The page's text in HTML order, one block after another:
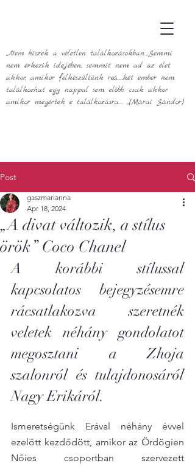
„Nem hiszek a véletlen találkozásokban…Semmi
nem érkezik idejében, semmit nem ad az élet
akkor, amikor felkészültünk reá.…két ember nem
találkozhat egy nappal sem előbb, csak akkor
amikor megértek e találkozásra… „(Márai Sándor)
Post
„A divat változik, a stílus
örök” Coco Chanel
gaszmarianna
Apr 18, 2024
A korábbi stílussal
kapcsolatos bejegyzésemre
rácsatlakozva szeretnék
veletek néhány gondolatot
megosztani a Zhoja
szalonról és tulajdonosáról
Nagy Erikáról.
Ismeretségünk Erával néhány évvel
ezelőtt kezdődött, amikor az Ördögien
Nőies csoportban szervezett